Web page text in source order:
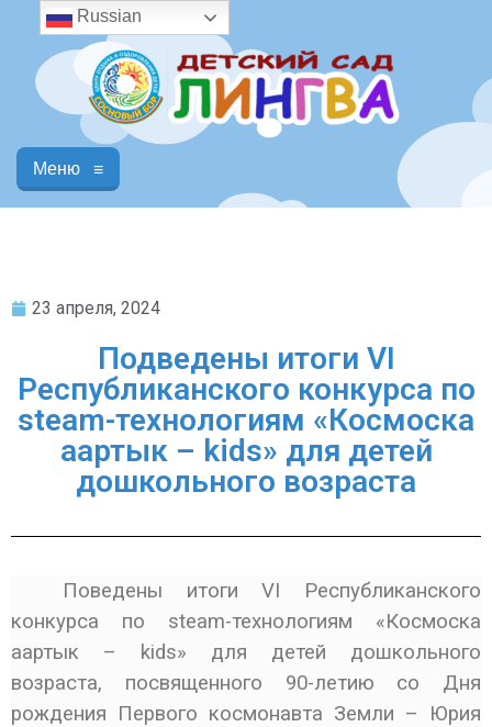
Меню ≡
23 апреля, 2024
Подведены итоги VI
Республиканского конкурса по
steam-технологиям «Космоска
аартык – kids» для детей
дошкольного возраста
Поведены итоги VI Республиканского
конкурса по steam-технологиям «Космоска
аартык – kids» для детей дошкольного
возраста, посвященного 90-летию со Дня
рождения Первого космонавта Земли – Юрия
Russian